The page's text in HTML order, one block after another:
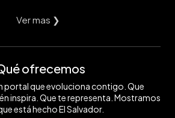
Ver mas ❯
ofrecemos
portal que evoluciona contigo. Que
inspira. Que te representa. Mostramos
está hecho El Salvador.